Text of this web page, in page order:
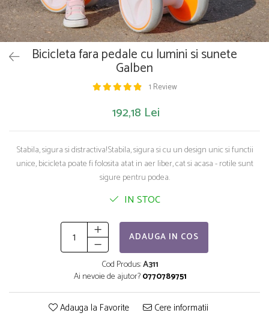
Papusi si accesorii
Trotinete
Trenulete si masinute
Unelte si bancuri de lucru
Bicicleta fara pedale cu lumini si sunete
Galben
1 Review
192,18 Lei
Stabila, sigura si distractiva!Stabila, sigura si cu un design unic si functii
unice, bicicleta poate fi folosita atat in aer liber, cat si acasa - rotile sunt
sigure pentru podea.
IN STOC
ADAUGA IN COS
Cod Produs:A311
Ai nevoie de ajutor?0770789751
Adauga la Favorite Cere informatii